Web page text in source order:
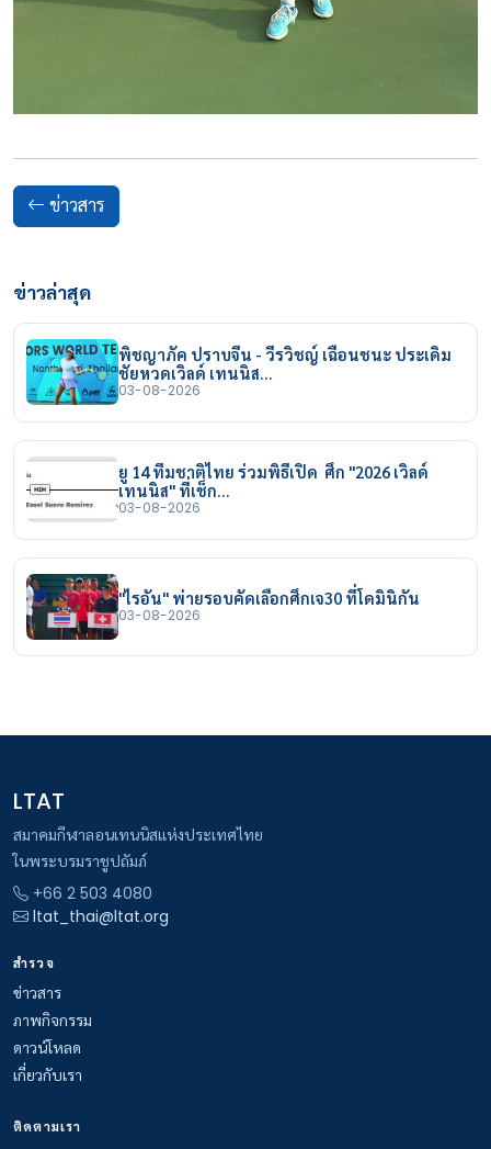
ข่าวสาร
ข่าวล่าสุด
พิชญาภัค ปราบจีน - วีรวิชญ์ เฉือนชนะ ประเดิม
ชัยหวดเวิลด์ เทนนิส…
03-08-2026
ยู 14 ทีมชาติไทย ร่วมพิธีเปิด ศึก "2026 เวิลด์
เทนนิส" ที่เช็ก…
03-08-2026
"ไรอัน" พ่ายรอบคัดเลือกศึกเจ30 ที่โดมินิกัน
03-08-2026
LTAT
สมาคมกีฬาลอนเทนนิสแห่งประเทศไทย
ในพระบรมราชูปถัมภ์
+66 2 503 4080
ltat_thai@ltat.org
สำรวจ
ข่าวสาร
ภาพกิจกรรม
ดาวน์โหลด
เกี่ยวกับเรา
ติดตามเรา